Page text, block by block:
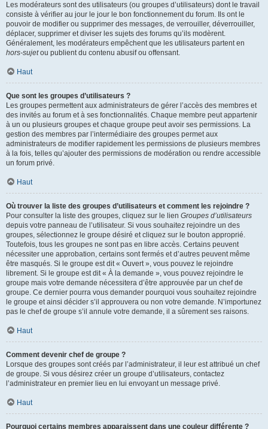
Les modérateurs sont des utilisateurs (ou groupes d’utilisateurs) dont le travail
consiste à vérifier au jour le jour le bon fonctionnement du forum. Ils ont le
pouvoir de modifier ou supprimer des messages, de verrouiller, déverrouiller,
déplacer, supprimer et diviser les sujets des forums qu’ils modèrent.
Généralement, les modérateurs empêchent que les utilisateurs partent en
hors-sujetou publient du contenu abusif ou offensant.
Haut
Que sont les groupes d’utilisateurs ?
Les groupes permettent aux administrateurs de gérer l’accès des membres et
des invités au forum et à ses fonctionnalités. Chaque membre peut appartenir
à un ou plusieurs groupes et chaque groupe peut avoir ses permissions. La
gestion des membres par l’intermédiaire des groupes permet aux
administrateurs de modifier rapidement les permissions de plusieurs membres
à la fois, telles qu’ajouter des permissions de modération ou rendre accessible
un forum privé.
Haut
Où trouver la liste des groupes d’utilisateurs et comment les rejoindre ?
Pour consulter la liste des groupes, cliquez sur le lien Groupes d’utilisateurs
depuis votre panneau de l’utilisateur. Si vous souhaitez rejoindre un des
groupes, sélectionnez le groupe désiré et cliquez sur le bouton approprié.
Toutefois, tous les groupes ne sont pas en libre accès. Certains peuvent
nécessiter une approbation, certains sont fermés et d’autres peuvent même
être masqués. Si le groupe est dit « Ouvert », vous pouvez le rejoindre
librement. Si le groupe est dit « À la demande », vous pouvez rejoindre le
groupe mais votre demande nécessitera d’être approuvée par un chef de
groupe. Ce dernier pourra vous demander pourquoi vous souhaitez rejoindre
le groupe et ainsi décider s’il approuvera ou non votre demande. N’importunez
pas le chef de groupe s’il annule votre demande, il a sûrement ses raisons.
Haut
Comment devenir chef de groupe ?
Lorsque des groupes sont créés par l’administrateur, il leur est attribué un chef
de groupe. Si vous désirez créer un groupe d’utilisateurs, contactez
l’administrateur en premier lieu en lui envoyant un message privé.
Haut
Pourquoi certains membres apparaissent dans une couleur différente ?